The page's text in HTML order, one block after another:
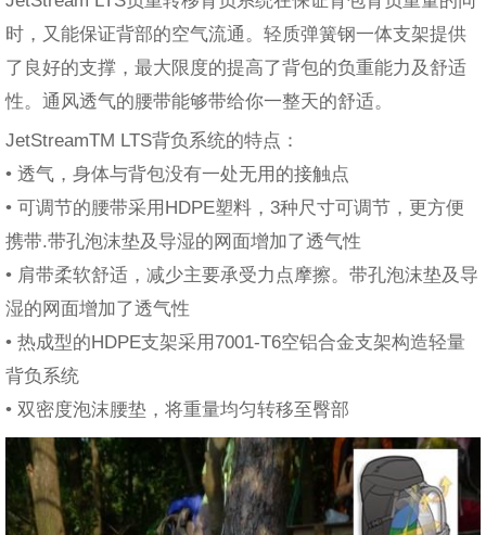
时，又能保证背部的空气流通。轻质弹簧钢一体支架提供
了良好的支撑，最大限度的提高了背包的负重能力及舒适
性。通风透气的腰带能够带给你一整天的舒适。
JetStreamTM LTS背负系统的特点：
• 透气，身体与背包没有一处无用的接触点
• 可调节的腰带采用HDPE塑料，3种尺寸可调节，更方便
携带.带孔泡沫垫及导湿的网面增加了透气性
• 肩带柔软舒适，减少主要承受力点摩擦。带孔泡沫垫及导
湿的网面增加了透气性
• 热成型的HDPE支架采用7001-T6空铝合金支架构造轻量
背负系统
• 双密度泡沫腰垫，将重量均匀转移至臀部